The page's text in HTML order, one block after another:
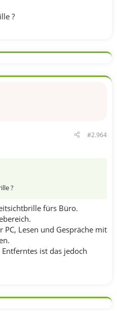
?
#2.964
?
fürs Büro.
Lesen und Gespräche mit
ist das jedoch